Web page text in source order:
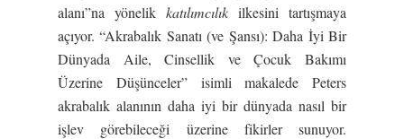
alanı”na yönelik katılımcılık ilkesini tartışmaya
açıyor. “Akrabalık Sanatı (ve Şansı): Daha İyi Bir
Dünyada Aile, Cinsellik ve Çocuk Bakımı
Üzerine Düşünceler” isimli makalede Peters
akrabalık alanının daha iyi bir dünyada nasıl bir
işlev görebileceği üzerine fikirler sunuyor.